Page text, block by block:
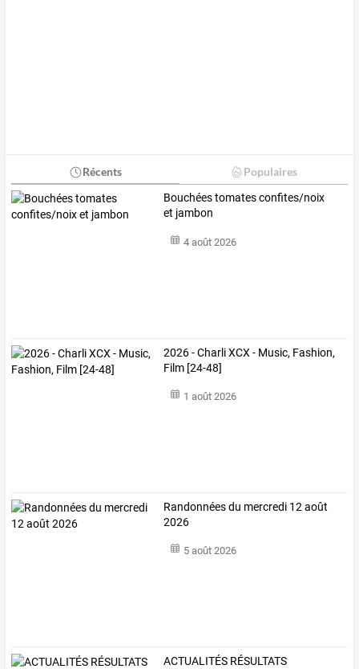
Récents Populaires
Bouchées tomates confites/noix
et jambon
4 août 2026
2026 - Charli XCX - Music, Fashion,
Film [24-48]
1 août 2026
Randonnées du mercredi 12 août
2026
5 août 2026
ACTUALITÉS RÉSULTATS